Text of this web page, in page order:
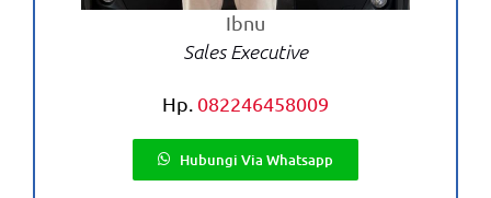
Ibnu
Sales Executive
Hp. 082246458009
Hubungi Via Whatsapp